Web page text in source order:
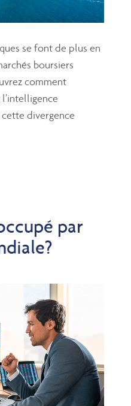
se font de plus en
boursiers
comment
divergence
par